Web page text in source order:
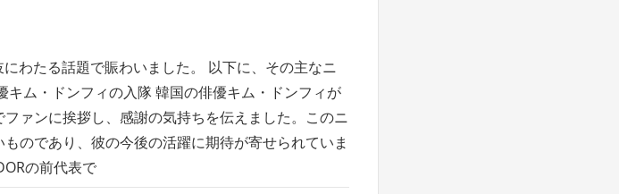
わたる話題で賑わいました。 以下に、その主なニ
キム・ドンフィの入隊 韓国の俳優キム・ドンフィが
ァンに挨拶し、感謝の気持ちを伝えました。このニ
のであり、彼の今後の活躍に期待が寄せられていま
の前代表で